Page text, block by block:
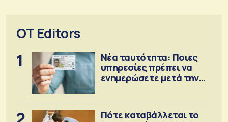
OT Editors
1
Νέα ταυτότητα: Ποιες
υπηρεσίες πρέπει να
ενημερώσετε μετά την
Πότε καταβάλλεται το